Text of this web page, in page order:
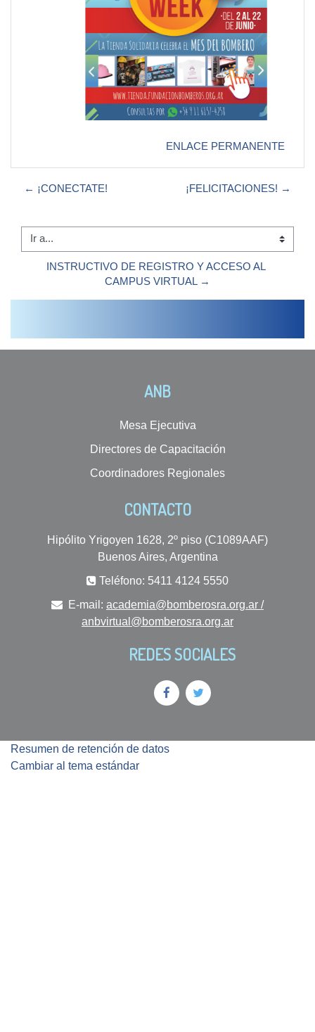
ENLACE PERMANENTE
← ¡CONECTATE! ¡FELICITACIONES! →
Ir a...
INSTRUCTIVO DE REGISTRO Y ACCESO AL
CAMPUS VIRTUAL →
ANB
Mesa Ejecutiva
Directores de Capacitación
Coordinadores Regionales
CONTACTO
Hipólito Yrigoyen 1628, 2º piso (C1089AAF)
Buenos Aires, Argentina
Teléfono: 5411 4124 5550
E-mail: academia@bomberosra.org.ar /
anbvirtual@bomberosra.org.ar
REDES SOCIALES
Resumen de retención de datos
Cambiar al tema estándar